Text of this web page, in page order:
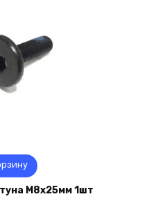
M8x25мм 1шт